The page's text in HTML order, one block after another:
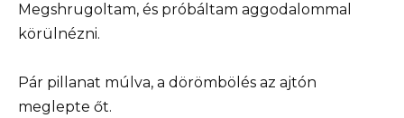
Megshrugoltam, és próbáltam aggodalommal
körülnézni.
Pár pillanat múlva, a dörömbölés az ajtón
meglepte őt.